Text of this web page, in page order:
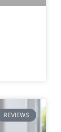
REVIEWS